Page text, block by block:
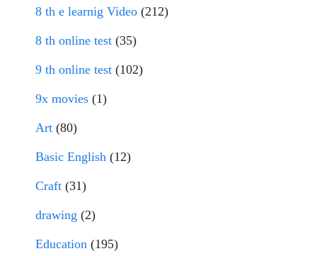
8 th e learnig Video (212)
8 th online test (35)
9 th online test (102)
9x movies (1)
Art (80)
Basic English (12)
Craft (31)
drawing (2)
Education (195)